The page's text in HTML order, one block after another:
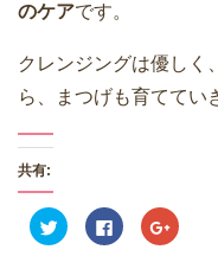
のケアです。
クレンジングは優しく
ら、まつげも育ててい
共有:
ク
リ
F
a
ク
リ